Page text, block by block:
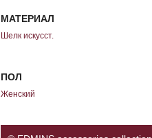
МАТЕРИАЛ
Шелк искусст.
ПОЛ
Женский